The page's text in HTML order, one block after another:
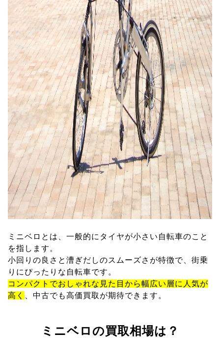
ミニベロとは、一般的にタイヤが小さい自転車のこと
を指します。
小回りの良さと漕ぎだしのスムーズさが特徴で、街乗
りにぴったりな自転車です。
コンパクトでおしゃれな見た目から幅広い層に人気が
高く
、中古でも高価買取が期待できます。
ミニベロの買取相場は？